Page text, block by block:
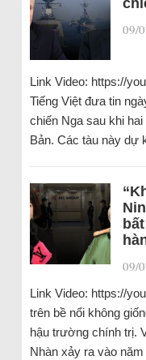
09/
Link Video: https://
Tiếng Việt đưa tin
chiến Nga sau khi
Bản. Các tàu này
09/
Link Video: https://
trên bề nổi không
hậu trường chính trị.
Nhàn xảy ra vào